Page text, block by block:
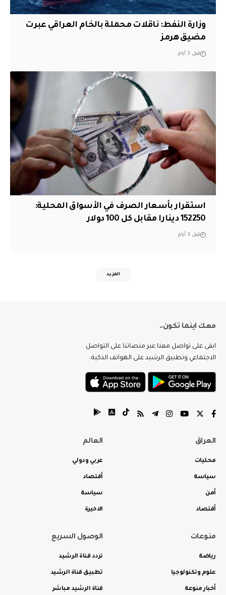
وزارة النفط: ناقلات محملة بالخام العراقي عبرت
مضيق هرمز
قبل 3 أيام
استقرار بأسعار الصرف في الأسواق المحلية:
152250 دينارا مقابل كل 100 دولار
قبل 3 أيام
المزيد
معك اينما تكون..
ابقى على تواصل معنا عبر منصاتنا على التواصل
الاجتماعي وتطبيق الرشيد على الهواتف الذكية.
العراق
محليات
سياسة
أمن
أقتصاد
العالم
عربي ودولي
أقتصاد
سياسة
الاخيرة
منوعات
رياضة
علوم وتكنولوجيا
أخبار منوعة
الوصول السريع
تردد قناة الرشيد
تطبيق قناة الرشيد
قناة الرشيد مباشر